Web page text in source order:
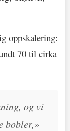
oppskalering:
70 til cirka
og vi
bobler,»